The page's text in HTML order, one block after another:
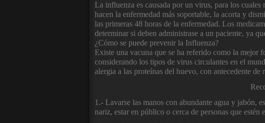
La influenza es causada por un virus, para los
hacen la enfermedad más soportable, la acorta y
las primeras 48 horas de la enfermedad. Los
determinar si deben administrase a un paciente, ya
¿Cómo se puede prevenir la Influenza?
Existe una vacuna que se ha referido como la mejor
considerando los tipos de virus circulantes en el
alergia a las proteínas del huevo, con antecedente de
1.- Lavarse las manos con abundante agua y jabón,
nariz, estar en público o cerca de personas que estén